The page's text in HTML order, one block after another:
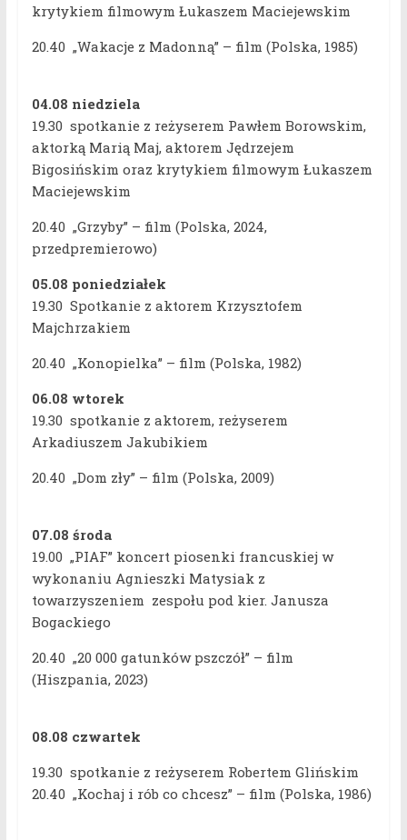
krytykiem filmowym Łukaszem Maciejewskim
20.40 „Wakacje z Madonną” – film (Polska, 1985)
04.08 niedziela
19.30 spotkanie z reżyserem Pawłem Borowskim,
aktorką Marią Maj, aktorem Jędrzejem
Bigosińskim oraz krytykiem filmowym Łukaszem
Maciejewskim
20.40 „Grzyby” – film (Polska, 2024,
przedpremierowo)
05.08 poniedziałek
19.30 Spotkanie z aktorem Krzysztofem
Majchrzakiem
20.40 „Konopielka” – film (Polska, 1982)
06.08 wtorek
19.30 spotkanie z aktorem, reżyserem
Arkadiuszem Jakubikiem
20.40 „Dom zły” – film (Polska, 2009)
07.08 środa
19.00 „PIAF” koncert piosenki francuskiej w
wykonaniu Agnieszki Matysiak z
towarzyszeniem zespołu pod kier. Janusza
Bogackiego
20.40 „20 000 gatunków pszczół” – film
(Hiszpania, 2023)
08.08 czwartek
19.30 spotkanie z reżyserem Robertem Glińskim
20.40 „Kochaj i rób co chcesz” – film (Polska, 1986)